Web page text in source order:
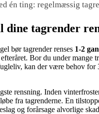
én ting: regelmæssig
dine tagrender
bør tagrender renses 1-2
Bor du under mange
kan der være behov for
rensning. Inden
fra tagrenderne. En
og forårsage alvorlige